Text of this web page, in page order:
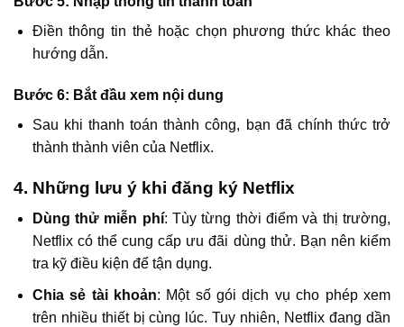
Điền thông tin thẻ hoặc chọn phương thức khác theo
hướng dẫn.
Bước 6: Bắt đầu xem nội dung
Sau khi thanh toán thành công, bạn đã chính thức trở
thành thành viên của Netflix.
4. Những lưu ý khi đăng ký Netflix
Dùng thử miễn phí: Tùy từng thời điểm và thị trường,
Netflix có thể cung cấp ưu đãi dùng thử. Bạn nên kiểm
tra kỹ điều kiện để tận dụng.
Chia sẻ tài khoản: Một số gói dịch vụ cho phép xem
trên nhiều thiết bị cùng lúc. Tuy nhiên, Netflix đang dần